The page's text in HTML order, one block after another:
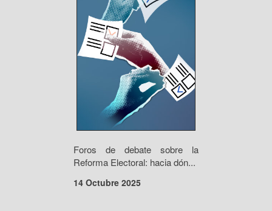
Foros de debate sobre la
Reforma Electoral: hacia dón...
14 Octubre 2025